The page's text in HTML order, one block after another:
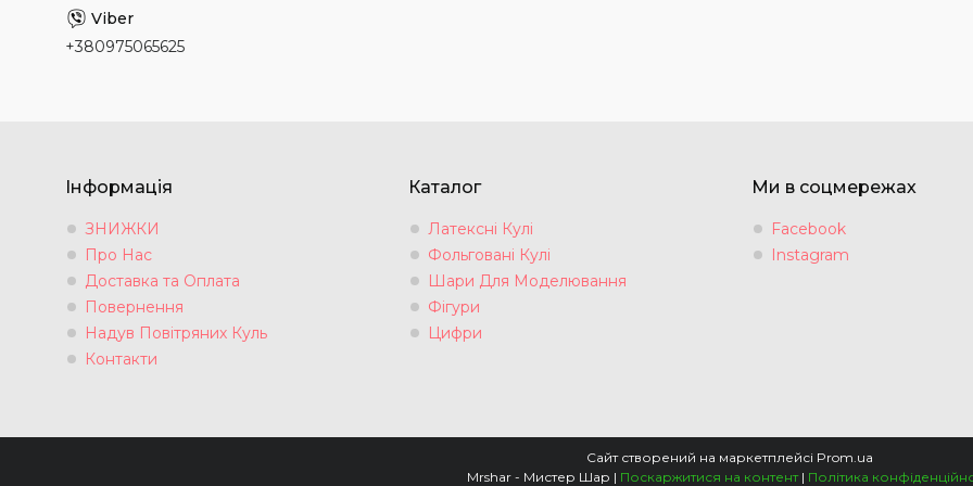
+380975065625
Інформація
ЗНИЖКИ
Про Нас
Доставка та Оплата
Повернення
Надув Повітряних Куль
Контакти
Каталог
Латексні Кулі
Фольговані Кулі
Шари Для Моделювання
Фігури
Цифри
Ми в соцмережах
Facebook
Instagram
Сайт створений на маркетплейсі Prom.ua
Mrshar - Мистер Шар | Поскаржитися на контент | Політика